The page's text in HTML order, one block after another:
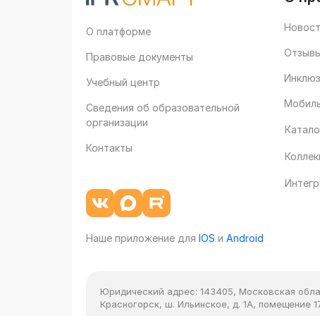
О платформе
Правовые документы
Учебный центр
Сведения об образовательной
организации
Контакты
Наше приложение для IOS и Android
Юридический адрес: 143405, Московская
Красногорск, ш. Ильинское, д. 1А, помещение